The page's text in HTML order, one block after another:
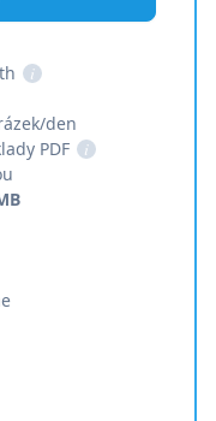
i
den
PDF
i